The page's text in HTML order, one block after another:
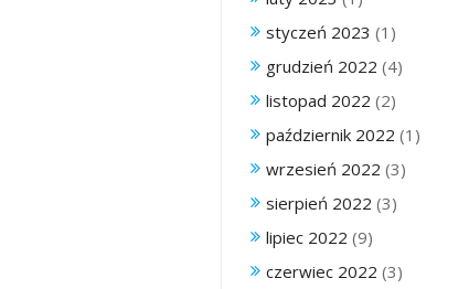
styczeń 2023 (1)
grudzień 2022 (4)
listopad 2022 (2)
październik 2022 (1)
wrzesień 2022 (3)
sierpień 2022 (3)
lipiec 2022 (9)
czerwiec 2022 (3)